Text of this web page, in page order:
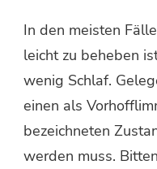
In den meisten
leicht zu beheben
wenig Schlaf.
einen als
bezeichneten
werden muss.